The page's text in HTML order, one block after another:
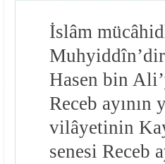
İslâm
Hasen bin
Receb
vilâyetinin
senesi Receb